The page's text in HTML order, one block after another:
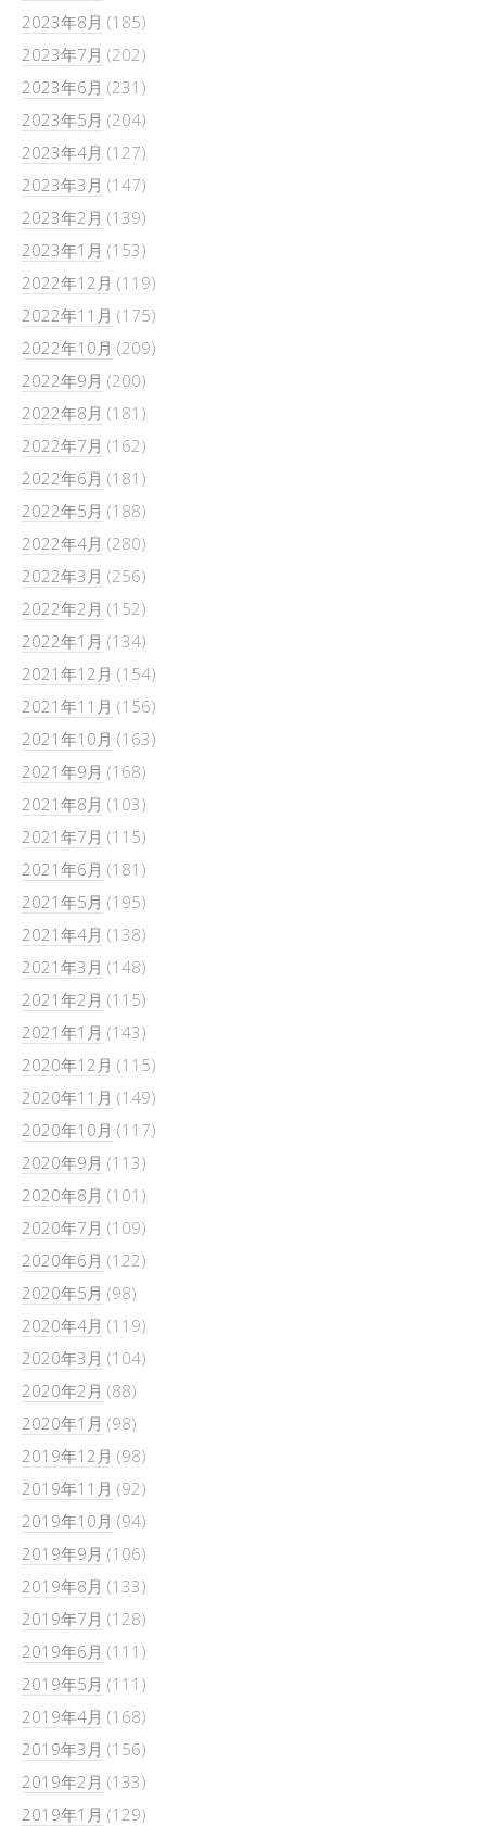
2023年8月 (185)
2023年7月 (202)
2023年6月 (231)
2023年5月 (204)
2023年4月 (127)
2023年3月 (147)
2023年2月 (139)
2023年1月 (153)
2022年12月 (119)
2022年11月 (175)
2022年10月 (209)
2022年9月 (200)
2022年8月 (181)
2022年7月 (162)
2022年6月 (181)
2022年5月 (188)
2022年4月 (280)
2022年3月 (256)
2022年2月 (152)
2022年1月 (134)
2021年12月 (154)
2021年11月 (156)
2021年10月 (163)
2021年9月 (168)
2021年8月 (103)
2021年7月 (115)
2021年6月 (181)
2021年5月 (195)
2021年4月 (138)
2021年3月 (148)
2021年2月 (115)
2021年1月 (143)
2020年12月 (115)
2020年11月 (149)
2020年10月 (117)
2020年9月 (113)
2020年8月 (101)
2020年7月 (109)
2020年6月 (122)
2020年5月 (98)
2020年4月 (119)
2020年3月 (104)
2020年2月 (88)
2020年1月 (98)
2019年12月 (98)
2019年11月 (92)
2019年10月 (94)
2019年9月 (106)
2019年8月 (133)
2019年7月 (128)
2019年6月 (111)
2019年5月 (111)
2019年4月 (168)
2019年3月 (156)
2019年2月 (133)
2019年1月 (129)